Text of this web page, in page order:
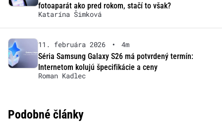
fotoaparát ako pred rokom, stačí to však?
Katarína Šimková
11. februára 2026 •
4m
Séria Samsung Galaxy S26 má potvrdený termín:
Internetom kolujú špecifikácie a ceny
Roman Kadlec
Podobné články